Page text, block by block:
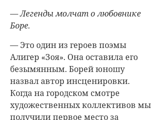
— Легенды молчат о любовнике
Боре.
— Это один из героев поэмы
Алигер «Зоя». Она оставила его
безымянным. Борей юношу
назвал автор инсценировки.
Когда на городском смотре
художественных коллективов мы
получили первое место за